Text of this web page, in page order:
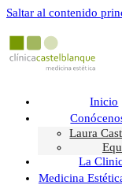
Saltar al contenido
Inicio
Laura
La
Medicina